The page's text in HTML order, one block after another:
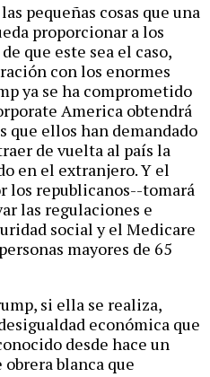
pequeñas cosas que una
proporcionar a los
que este sea el caso,
con los enormes
ya se ha comprometido
America obtendrá
que ellos han demandado
de vuelta al país la
en el extranjero. Y el
los republicanos--tomará
las regulaciones e
social y el Medicare
mayores de 65
si ella se realiza,
económica que
desde hace un
blanca que